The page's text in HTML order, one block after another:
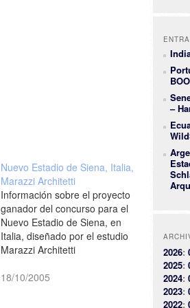
Nuevo Estadio de Siena, Italia,
Marazzi Architetti
Información sobre el proyecto
ganador del concurso para el
Nuevo Estadio de Siena, en
Italia, diseñado por el estudio
Marazzi Architetti
kiroti.org
18/10/2005
–
2026:
2025:
2024:
2023:
2022: